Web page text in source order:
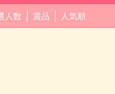
人数 賞品 人気順